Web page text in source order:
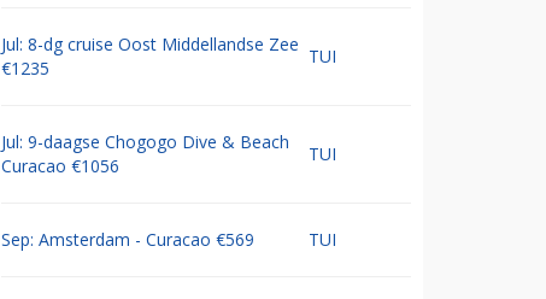
Jul: 8-dg cruise Oost Middellandse Zee
€1235
TUI
Jul: 9-daagse Chogogo Dive & Beach
Curacao €1056
TUI
Sep: Amsterdam - Curacao €569 TUI